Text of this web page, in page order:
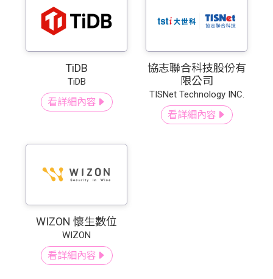
TiDB
TiDB
看詳細內容
協志聯合科技股份有
限公司
TISNet Technology INC.
看詳細內容
WIZON 懷生數位
WIZON
看詳細內容